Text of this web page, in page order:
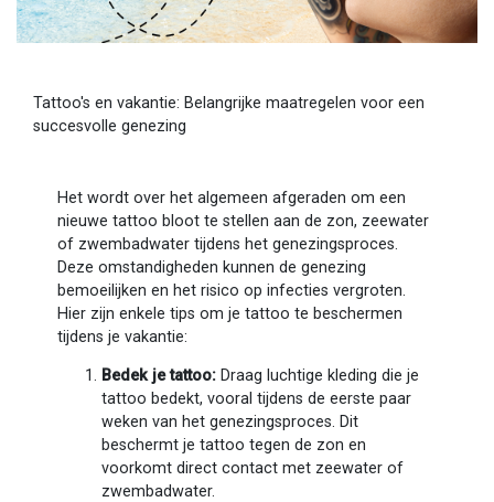
Tattoo's en vakantie: Belangrijke maatregelen voor een
succesvolle genezing
Het wordt over het algemeen afgeraden om een
nieuwe tattoo bloot te stellen aan de zon, zeewater
of zwembadwater tijdens het genezingsproces.
Deze omstandigheden kunnen de genezing
bemoeilijken en het risico op infecties vergroten.
Hier zijn enkele tips om je tattoo te beschermen
tijdens je vakantie:
Bedek je tattoo:Draag luchtige kleding die je
tattoo bedekt, vooral tijdens de eerste paar
weken van het genezingsproces. Dit
beschermt je tattoo tegen de zon en
voorkomt direct contact met zeewater of
zwembadwater.